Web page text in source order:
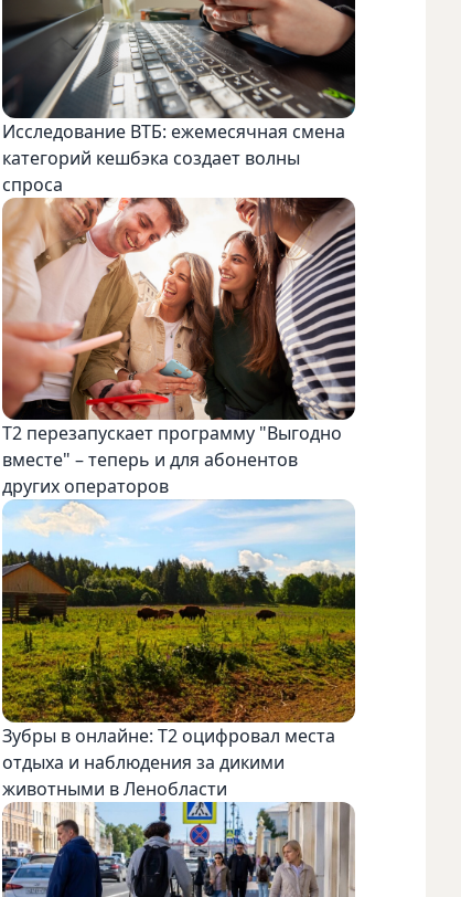
Исследование ВТБ: ежемесячная смена
категорий кешбэка создает волны
спроса
Т2 перезапускает программу "Выгодно
вместе" – теперь и для абонентов
других операторов
Зубры в онлайне: Т2 оцифровал места
отдыха и наблюдения за дикими
животными в Ленобласти